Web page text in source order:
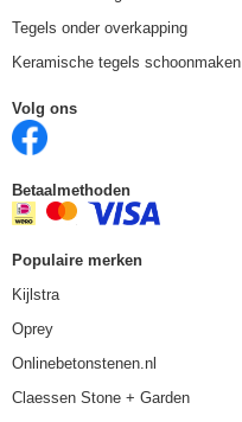
Tegels onder overkapping
Keramische tegels schoonmaken
Volg ons
Betaalmethoden
Populaire merken
Kijlstra
Oprey
Onlinebetonstenen.nl
Claessen Stone + Garden